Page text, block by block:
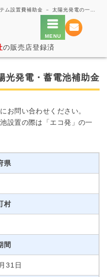
の販売店登録済
光発電・蓄電池補助金
お問い合わせください。
設置の際は「エコ発」の一
県
村
間
31日